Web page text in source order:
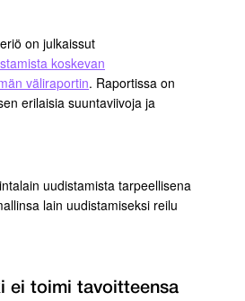
on julkaissut
koskevan
väliraportin. Raportissa on
erilaisia suuntaviivoja ja
uudistamista tarpeellisena
lain uudistamiseksi reilu
ei toimi tavoitteensa